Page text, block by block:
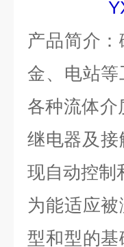
产品简介
金、电站
各种流体
继电器及
现自动控制
为能适应
型和型的